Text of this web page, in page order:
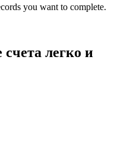
you want to complete.
легко и